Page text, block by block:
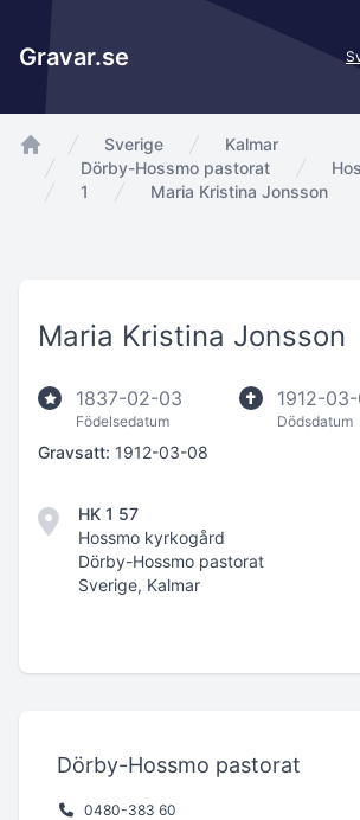
Gravar.se
app.Start
Sverige
Kalmar
Dörby-Hossmo pastorat
1
Maria Kristina Jonsson
Maria Kristina Jonsson
1837-02-03
Födelsedatum
1912-
Dödsdatum
Gravsatt: 1912-03-08
HK 1 57
Hossmo kyrkogård
Dörby-Hossmo pastorat
Sverige, Kalmar
Dörby-Hossmo pastorat
0480-383 60